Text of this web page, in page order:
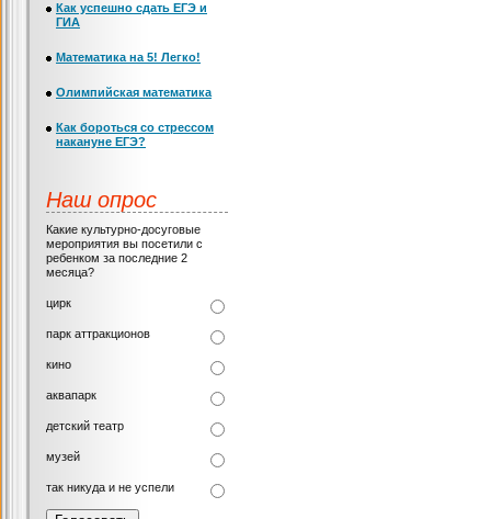
Как успешно сдать ЕГЭ и
ГИА
Математика на 5! Легко!
Олимпийская математика
Как бороться со стрессом
накануне ЕГЭ?
Наш опрос
Какие культурно-досуговые
мероприятия вы посетили с
ребенком за последние 2
месяца?
цирк
парк аттракционов
кино
аквапарк
детский театр
музей
так никуда и не успели